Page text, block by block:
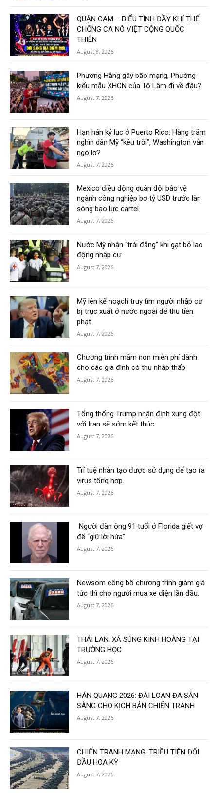
QUẬN CAM – BIỂU TÌNH ĐẦY KHÍ THẾ
CHỐNG CA NÔ VIỆT CỘNG QUỐC
THIÊN
August 8, 2026
Phương Hằng gây bão mạng, Phường
kiểu mẫu XHCN của Tô Lâm đi về đâu?
August 7, 2026
Hạn hán kỷ lục ở Puerto Rico: Hàng trăm
nghìn dân Mỹ “kêu trời”, Washington vẫn
ngó lơ?
August 7, 2026
Mexico điều động quân đội bảo vệ
ngành công nghiệp bơ tỷ USD trước làn
sóng bạo lực cartel
August 7, 2026
Nước Mỹ nhận “trái đắng” khi gạt bỏ lao
động nhập cư
August 7, 2026
Mỹ lên kế hoạch truy tìm người nhập cư
bị trục xuất ở nước ngoài để thu tiền
phạt
August 7, 2026
Chương trình mầm non miễn phí dành
cho các gia đình có thu nhập thấp
August 7, 2026
Tổng thống Trump nhận định xung đột
với Iran sẽ sớm kết thúc
August 7, 2026
Trí tuệ nhân tạo được sử dụng để tạo ra
virus tổng hợp.
August 7, 2026
Người đàn ông 91 tuổi ở Florida giết vợ
để “giữ lời hứa”
August 7, 2026
Newsom công bố chương trình giảm giá
tức thì cho người mua xe điện lần đầu.
August 7, 2026
THÁI LAN: XẢ SÚNG KINH HOÀNG TẠI
TRƯỜNG HỌC
August 7, 2026
HÁN QUANG 2026: ĐÀI LOAN ĐÃ SẴN
SÀNG CHO KỊCH BẢN CHIẾN TRANH
August 7, 2026
CHIẾN TRANH MẠNG: TRIỀU TIÊN ĐỐI
ĐẦU HOA KỲ
August 7, 2026